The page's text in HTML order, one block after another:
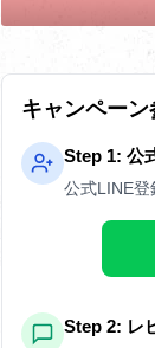
キャンペー
Step 1: 公
公式LINE登
Step 2: レ